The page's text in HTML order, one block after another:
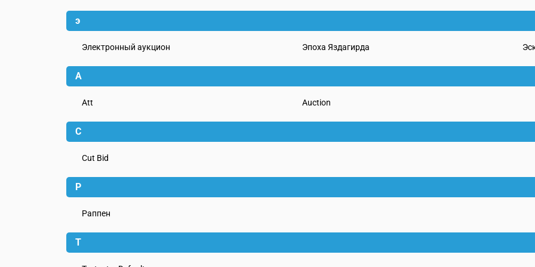
э
Электронный аукцион Эпоха Яздагирда
A
Att Auction
C
Cut Bid
P
Pаппен
T